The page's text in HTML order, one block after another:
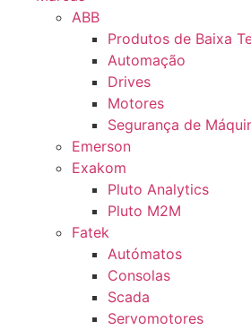
ABB
Produtos de Baixa
Automação
Drives
Motores
Segurança de
Emerson
Exakom
Pluto Analytics
Pluto M2M
Fatek
Autómatos
Consolas
Scada
Servomotores